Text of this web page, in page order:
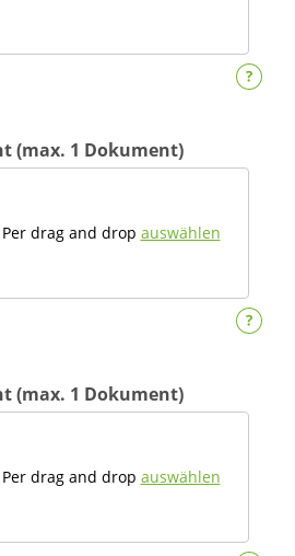
(max. 1 Dokument)
drag and drop auswählen
(max. 1 Dokument)
drag and drop auswählen